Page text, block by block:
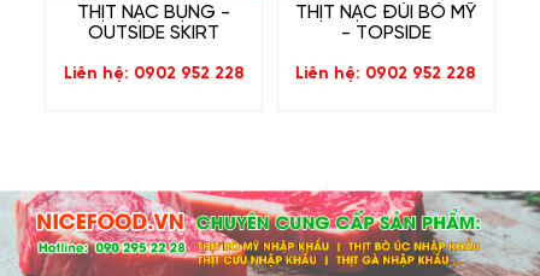
THỊT NẠC BỤNG -
OUTSIDE SKIRT
Liên hệ: 0902 952 228
THỊT NẠC ĐÙI BÒ MỸ
- TOPSIDE
Liên hệ: 0902 952 228